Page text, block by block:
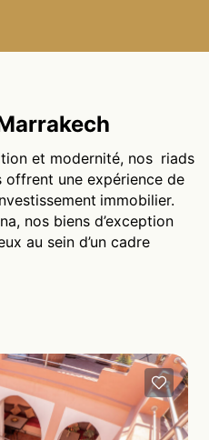
et modernité, nos riads
offrent une expérience de
immobilier.
nos biens d’exception
au sein d’un cadre